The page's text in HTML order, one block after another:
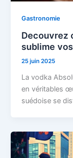
Gastronomie
Decouvrez
sublime
25 juin 2025
La vodka
en véritables
suédoise se